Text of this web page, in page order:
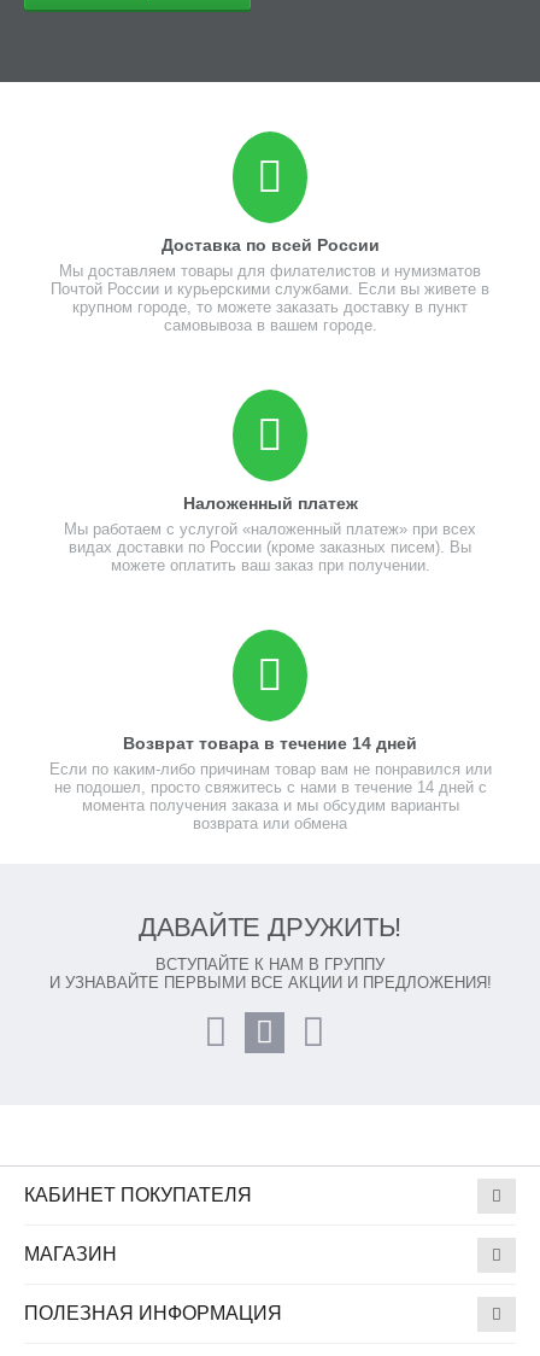
Доставка по всей России
Мы доставляем товары для филателистов и нумизматов
Почтой России и курьерскими службами. Если вы живете в
крупном городе, то можете заказать доставку в пункт
самовывоза в вашем городе.
Наложенный платеж
Мы работаем с услугой «наложенный платеж» при всех
видах доставки по России (кроме заказных писем). Вы
можете оплатить ваш заказ при получении.
Возврат товара в течение 14 дней
Если по каким-либо причинам товар вам не понравился или
не подошел, просто свяжитесь с нами в течение 14 дней с
момента получения заказа и мы обсудим варианты
возврата или обмена
ДАВАЙТЕ ДРУЖИТЬ!
ВСТУПАЙТЕ К НАМ В ГРУППУ
И УЗНАВАЙТЕ ПЕРВЫМИ ВСЕ АКЦИИ И ПРЕДЛОЖЕНИЯ!
КАБИНЕТ ПОКУПАТЕЛЯ
МАГАЗИН
ПОЛЕЗНАЯ ИНФОРМАЦИЯ